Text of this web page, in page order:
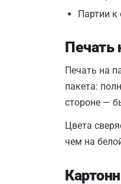
Партии к
Печать
Печать на
пакета:
стороне —
Цвета
чем на